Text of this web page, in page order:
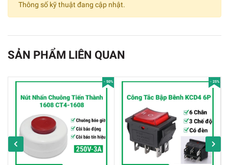
THÔNG SỐ KĨ THUẬT
✔️Loại đực, cái: Cái.
✔️Cách gắn: Hàn PCB.
✔️Hướng thân: Vuông góc 90 độ.
Mạ tiếp điểm: Thiếc.
Vật liệu tiếp điểm: Đồng.
✔️ Số tiếp điểm: 6.
Thông số kỹ thuật đang cập nhật.
SẢN PHẨM LIÊN QUAN
- 50% - 25%